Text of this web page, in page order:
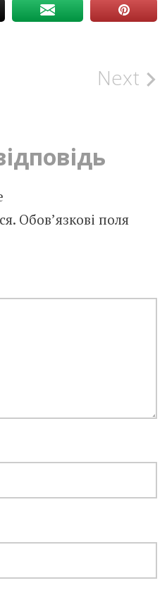
Next
Обов’язкові поля